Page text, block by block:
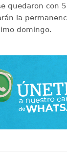
quedaron con
la
domingo.